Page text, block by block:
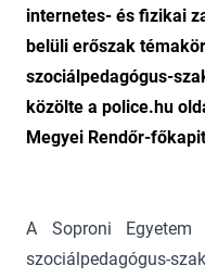
internetes- és fizikai
belüli erőszak
szociálpedagógus-
közölte a police.hu
Megyei Rendőr-
A Soproni Egyetem
szociálpedagógus-